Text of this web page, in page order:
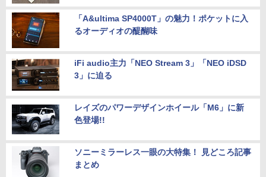
「A&ultima SP4000T」の魅力！ポケットに入
るオーディオの醍醐味
iFi audio主力「NEO Stream 3」「NEO iDSD
3」に迫る
レイズのパワーデザインホイール「M6」に新
色登場!!
ソニーミラーレス一眼の大特集！ 見どころ記事
まとめ